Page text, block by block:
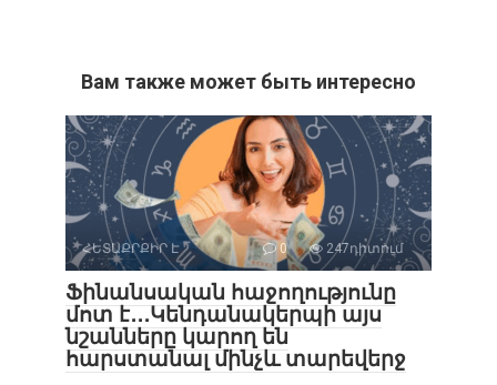
Вам также может быть интересно
ՀԵՏԱՔՐՔԻՐ Է 0 247դիտում
Ֆինանսական հաջողությունը
մոտ է․․․Կենդանակերպի այս
նշանները կարող են
հարստանալ մինչև տարեվերջ